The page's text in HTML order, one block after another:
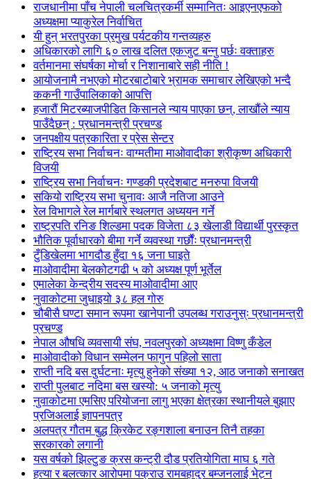
राजधानीमा पाँच नेपाली चलचित्रकर्मी सम्मानितः आइएनएफको
अध्यक्षमा प्याकुरेल निर्वाचित
यी हुन् भरतपुरका प्रमुख पर्यटकीय गन्तव्यहरु
अधिकारको लागि ६० लाख दलित एकजुट बन्नु पर्छः वक्ताहरु
वर्तमानमा संघर्षका मोर्चा र निशानाबारे सही नीति !
आयोजनामै नभएको मोटरबाटोबारे भ्रामक समाचार लेखिएको भन्दै
ककनी गाउँपालिकाको आपत्ति
हजारौं मिटरब्याजपीडित किसानले न्याय पाएका छन्, लाखौंले न्याय
पाउँदैछन् : प्रधानमन्त्री प्रचण्ड
जनपक्षीय पत्रकारिता र प्रेस सेन्टर
राष्ट्रिय सभा निर्वाचनः वाग्मतीमा माओवादीका श्रीकृष्ण अधिकारी
विजयी
राष्ट्रिय सभा निर्वाचनः गण्डकी प्रदेशबाट मनरुपा विजयी
सकियो राष्ट्रिय सभा चुनावः आजै नतिजा आउने
रेल विभागले रेल मार्गबारे स्थलगत अध्ययन गर्ने
राष्ट्रपति रनिङ शिल्डमा पदक विजेता ८३ खेलाडी विद्यार्थी पुरस्कृत
भौतिक पूर्वाधारको बीमा गर्ने व्यवस्था गर्छौंः प्रधानमन्त्री
टुँडिखेलमा भागदौड हुँदा १६ जना घाइते
माओवादीमा बेलकोटगढी ५ को अध्यक्ष पूर्ण भूर्तेल
एमालेका केन्द्रीय सदस्य माओ‌वादीमा आए
नुवाकोटमा जुधाइयो ३८ हल गोरु
चौबीसै घण्टा समान रूपमा खानेपानी उपलब्ध गराउनुस्ः प्रधानमन्त्री
प्रचण्ड
नेपाल औषधि व्यवसायी संघ, नवलपुरको अध्यक्षमा विष्णु कँडेल
माओवादीको विधान सम्मेलन फागुन पहिलो साता
राप्ती नदि बस दुर्घटनाः मृत्यु हुनेको संख्या १२, आठ जनाको सनाखत
राप्ती पुलबाट नदिमा बस खस्यो: ५ जनाको मृत्यु
नुवाकोटमा एमसिए परियोजना लागु भएका क्षेत्रका स्थानीयले बुझाए
प्रजिअलाई ज्ञापनपत्र
अलपत्र गौतम बुद्ध क्रिकेट रङ्गशाला बनाउन तिनै तहका
सरकारको लगानी
यस वर्षको झिल्टुङ क्रस कन्ट्री दौड प्रतियोगिता माघ ६ गते
हत्या र बलत्कार आरोपमा पक्राउ रामबहादुर बम्जनलाई भेट्न